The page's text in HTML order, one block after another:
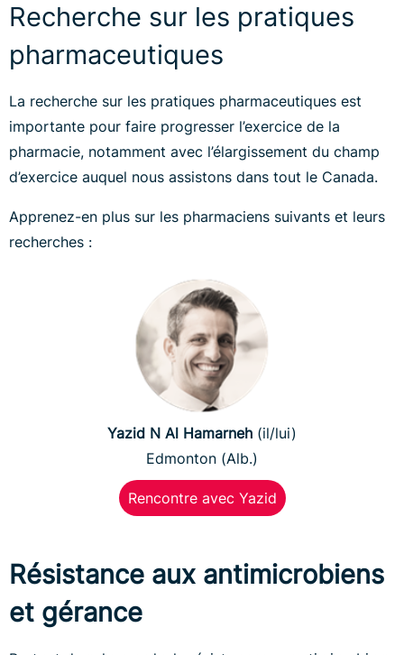
Recherche sur les pratiques
pharmaceutiques
La recherche sur les pratiques pharmaceutiques est
importante pour faire progresser l’exercice de la
pharmacie, notamment avec l’élargissement du champ
d’exercice auquel nous assistons dans tout le Canada.
Apprenez-en plus sur les pharmaciens suivants et leurs
recherches :
Yazid N Al Hamarneh (il/lui)
Edmonton (Alb.)
Rencontre avec Yazid
Résistance aux antimicrobiens
et gérance